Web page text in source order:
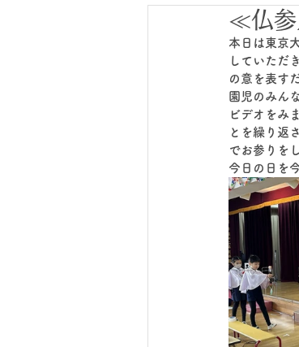
≪仏参
本日は東京
していただ
の意を表す
園児のみん
ビデオをみ
とを繰り返
でお参りを
今日の日を